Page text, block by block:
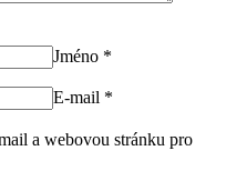
Jméno *
E-mail *
a webovou stránku pro